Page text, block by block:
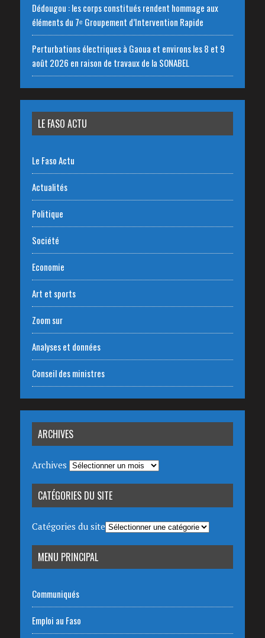
Dédougou : les corps constitués rendent hommage aux
éléments du 7ᵉ Groupement d’Intervention Rapide
Perturbations électriques à Gaoua et environs les 8 et 9
août 2026 en raison de travaux de la SONABEL
LE FASO ACTU
Le Faso Actu
Actualités
Politique
Société
Economie
Art et sports
Zoom sur
Analyses et données
Conseil des ministres
ARCHIVES
Archives
CATÉGORIES DU SITE
Catégories du site
MENU PRINCIPAL
Communiqués
Emploi au Faso